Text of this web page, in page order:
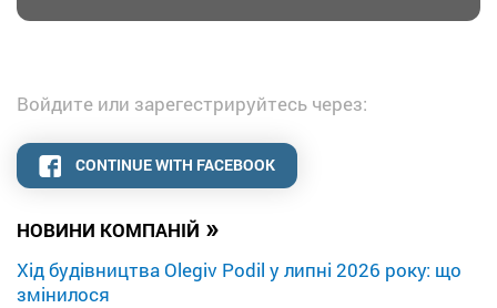
НОВИНИ КОМПАНІЙ »
Хід будівництва Olegiv Podil у липні 2026 року: що
змінилося
Войдите или зарегестрируйтесь через:
CONTINUE WITH FACEBOOK